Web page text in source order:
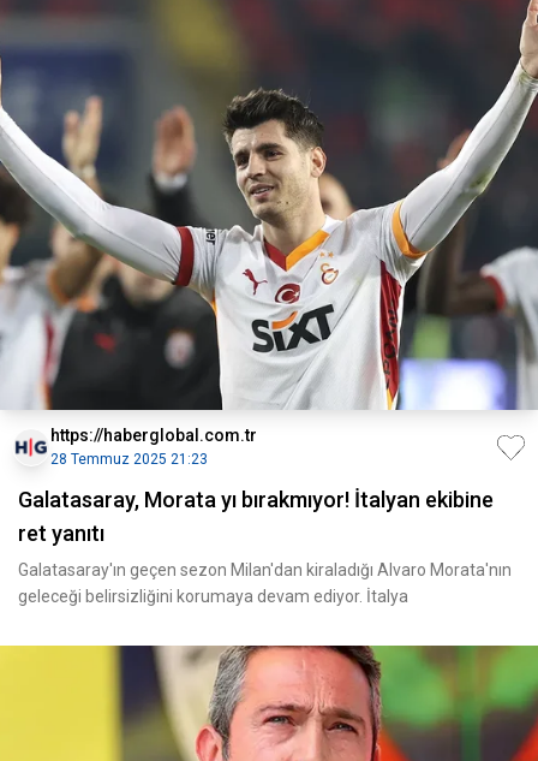
https://haberglobal.com.tr
28 Temmuz 2025 21:23
Galatasaray, Morata yı bırakmıyor! İtalyan ekibine
ret yanıtı
Galatasaray'ın geçen sezon Milan'dan kiraladığı Alvaro Morata'nın
geleceği belirsizliğini korumaya devam ediyor. İtalya